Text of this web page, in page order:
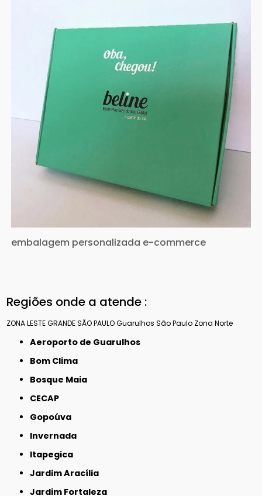
embalagem personalizada e-commerce
Regiões onde a atende :
ZONA LESTEGRANDE SÃO PAULOGuarulhos São Paulo Zona Norte
Aeroporto de Guarulhos
Bom Clima
Bosque Maia
CECAP
Gopoúva
Invernada
Itapegica
Jardim Aracília
Jardim Fortaleza